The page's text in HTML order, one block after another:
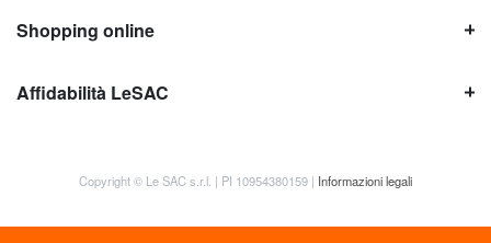
Shopping online
Affidabilità LeSAC
Copyright © Le SAC s.r.l. | PI 10954380159 | Informazioni legali